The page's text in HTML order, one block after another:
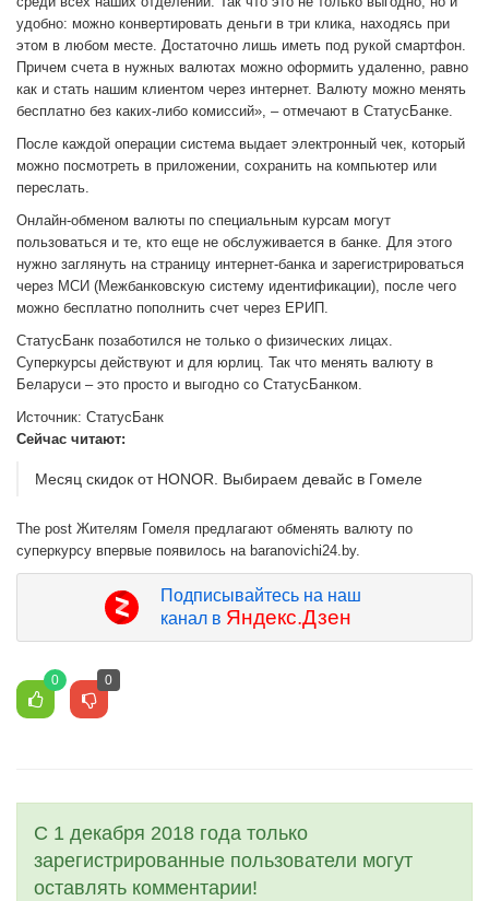
удобно: можно конвертировать деньги в три клика, находясь при
этом в любом месте. Достаточно лишь иметь под рукой смартфон.
Причем счета в нужных валютах можно оформить удаленно, равно
как и стать нашим клиентом через интернет. Валюту можно менять
бесплатно без каких-либо комиссий», – отмечают в СтатусБанке.
После каждой операции система выдает электронный чек, который
можно посмотреть в приложении, сохранить на компьютер или
переслать.
Онлайн-обменом валюты по специальным курсам могут
пользоваться и те, кто еще не обслуживается в банке. Для этого
нужно заглянуть на страницу интернет-банка и зарегистрироваться
через МСИ (Межбанковскую систему идентификации), после чего
можно бесплатно пополнить счет через ЕРИП.
СтатусБанк позаботился не только о физических лицах.
Суперкурсы действуют и для юрлиц. Так что менять валюту в
Беларуси – это просто и выгодно со СтатусБанком.
Источник: СтатусБанк
Сейчас читают:
Месяц скидок от HONOR. Выбираем девайс в Гомеле
The post Жителям Гомеля предлагают обменять валюту по
суперкурсу впервые появилось на baranovichi24.by.
Подписывайтесь на наш
канал в Яндекс.Дзен
0 0
С 1 декабря 2018 года только
зарегистрированные пользователи могут
оставлять комментарии!